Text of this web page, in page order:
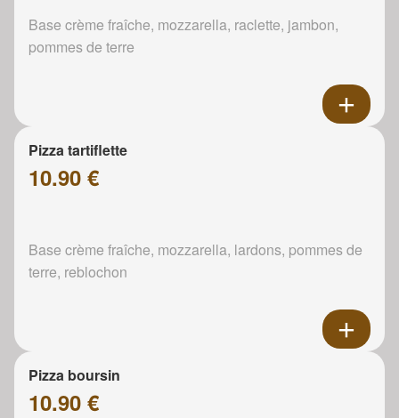
Base crème fraîche, mozzarella, raclette, jambon,
pommes de terre
Pizza tartiflette
10.90 €
Base crème fraîche, mozzarella, lardons, pommes de
terre, reblochon
Pizza boursin
10.90 €